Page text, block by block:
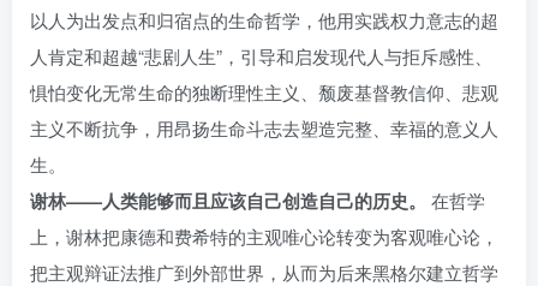
以人为出发点和归宿点的生命哲学，他用实践权力意志的超
人肯定和超越“悲剧人生”，引导和启发现代人与拒斥感性、
惧怕变化无常生命的独断理性主义、颓废基督教信仰、悲观
主义不断抗争，用昂扬生命斗志去塑造完整、幸福的意义人
生。
谢林——人类能够而且应该自己创造自己的历史。 在哲学
上，谢林把康德和费希特的主观唯心论转变为客观唯心论，
把主观辩证法推广到外部世界，从而为后来黑格尔建立哲学